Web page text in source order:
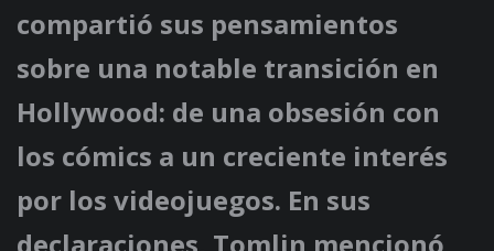
compartió sus pensamientos
sobre una notable transición en
Hollywood: de una obsesión con
los cómics a un creciente interés
por los videojuegos. En sus